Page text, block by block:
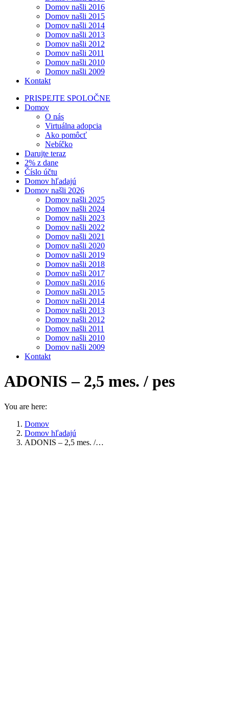
Domov našli 2016
Domov našli 2015
Domov našli 2014
Domov našli 2013
Domov našli 2012
Domov našli 2011
Domov našli 2010
Domov našli 2009
Kontakt
PRISPEJTE SPOLOČNE
Domov
O nás
Virtuálna adopcia
Ako pomôcť
Nebíčko
Darujte teraz
2% z dane
Číslo účtu
Domov hľadajú
Domov našli 2026
Domov našli 2025
Domov našli 2024
Domov našli 2023
Domov našli 2022
Domov našli 2021
Domov našli 2020
Domov našli 2019
Domov našli 2018
Domov našli 2017
Domov našli 2016
Domov našli 2015
Domov našli 2014
Domov našli 2013
Domov našli 2012
Domov našli 2011
Domov našli 2010
Domov našli 2009
Kontakt
ADONIS – 2,5 mes. / pes
You are here:
Domov
Domov hľadajú
ADONIS – 2,5 mes. /…